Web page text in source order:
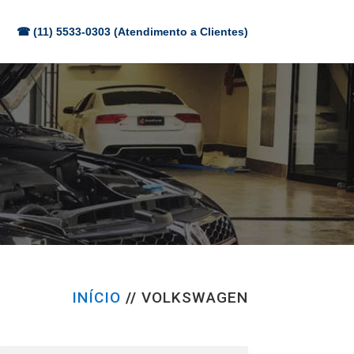
☎ (11) 5533-0303 (Atendimento a Clientes)
INÍCIO // VOLKSWAGEN